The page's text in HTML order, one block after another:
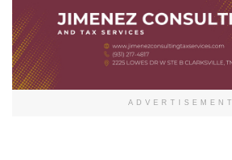
ADVERTISEMENT